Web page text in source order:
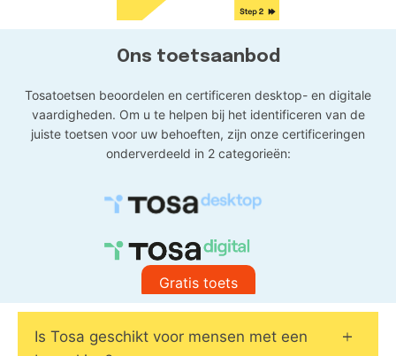
Ons toetsaanbod
Tosatoetsen beoordelen en certificeren desktop- en digitale
vaardigheden. Om u te helpen bij het identificeren van de
juiste toetsen voor uw behoeften, zijn onze certificeringen
onderverdeeld in 2 categorieën:
Gratis toets
Is Tosa geschikt voor mensen met een